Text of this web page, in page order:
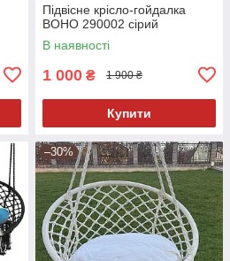
Підвісне крісло-гойдалка
BOHO 290002 сірий
В наявності
1 000 ₴ 1 900 ₴
Купити
–30%